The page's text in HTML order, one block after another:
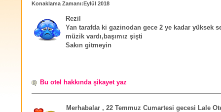
Konaklama Zamanı:Eylül 2018
Rezil
Yan tarafda ki gazinodan gece 2 ye kadar yüksek
müzik vardı,başımız şişti
Sakın gitmeyin
Bu otel hakkında şikayet yaz
Merhabalar , 22 Temmuz Cumartesi gecesi Lale